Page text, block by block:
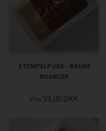
STEMPELPUDE - BRUNE
NUANCER
Pris 59,00 DKK